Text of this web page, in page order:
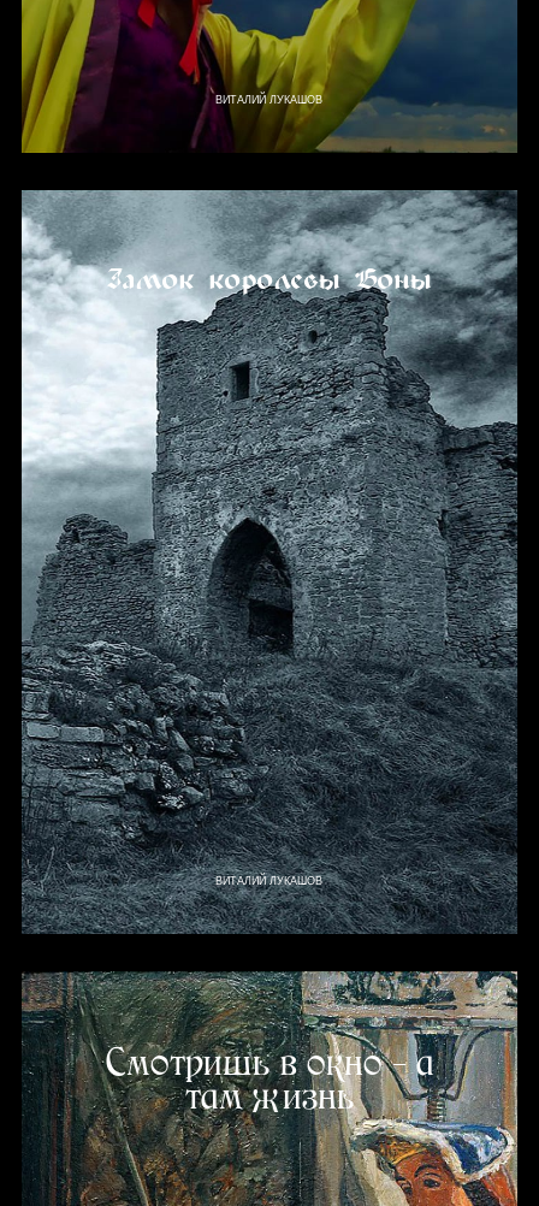
ВИТАЛИЙ ЛУКАШОВ
Замок королевы Боны
ВИТАЛИЙ ЛУКАШОВ
Смотришь в окно – а
там жизнь